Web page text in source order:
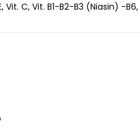
E, Vit. C, Vit. B1-B2-B3 (Niasin)